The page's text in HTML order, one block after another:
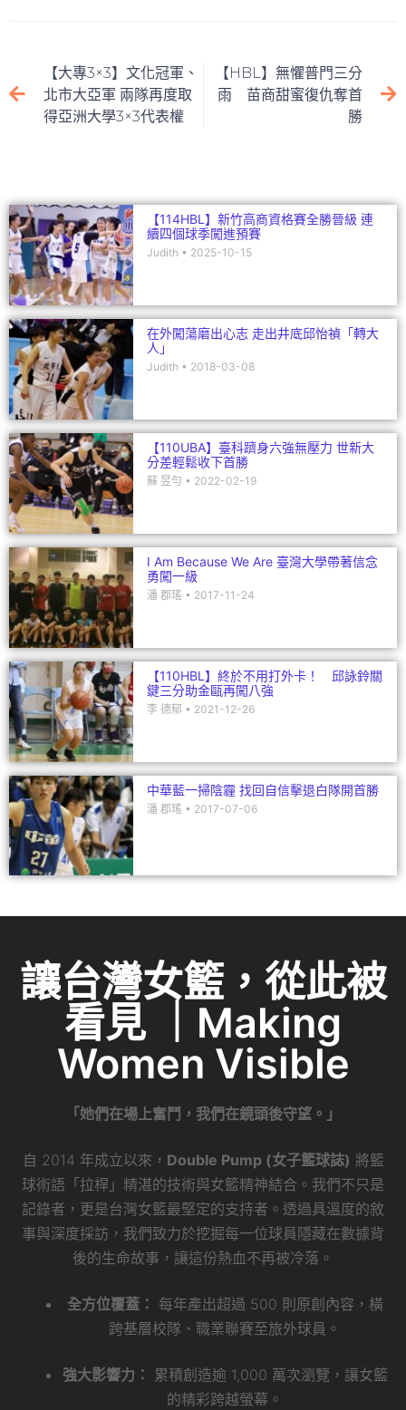
e
b
o
er l
at
e
dI
【大專3×3】文化冠軍、
北市大亞軍 兩隊再度取
得亞洲大學3×3代表權
【HBL】無懼普門三分
雨 苗商甜蜜復仇奪首
勝
【114HBL】新竹高商資格賽全勝晉級 連
續四個球季闖進預賽
Judith 2025-10-15
在外闖蕩磨出心志 走出井底邱怡禎「轉大
人」
Judith 2018-03-08
【110UBA】臺科躋身六強無壓力 世新大
分差輕鬆收下首勝
蘇 昱勻 2022-02-19
I Am Because We Are 臺灣大學帶著信念
勇闖一級
潘 郡瑤 2017-11-24
【110HBL】終於不用打外卡！ 邱詠鈴關
鍵三分助金甌再闖八強
李 德郁 2021-12-26
中華藍一掃陰霾 找回自信擊退白隊開首勝
潘 郡瑤 2017-07-06
讓台灣女籃，從此被
看見 ｜Making
Women Visible
「她們在場上奮鬥，我們在鏡頭後守望。」
自 2014 年成立以來， Double Pump (女子籃球誌) 將籃
球術語「拉桿」精湛的技術與女籃精神結合。我們不只是
記錄者，更是台灣女籃最堅定的支持者。透過具溫度的敘
事與深度採訪，我們致力於挖掘每一位球員隱藏在數據背
後的生命故事，讓這份熱血不再被冷落。
全方位覆蓋： 每年產出超過 500 則原創內容，橫
跨基層校隊、職業聯賽至旅外球員。
強大影響力：
累積創造逾 1,000 萬次瀏覽，讓女籃
的精彩跨越螢幕。